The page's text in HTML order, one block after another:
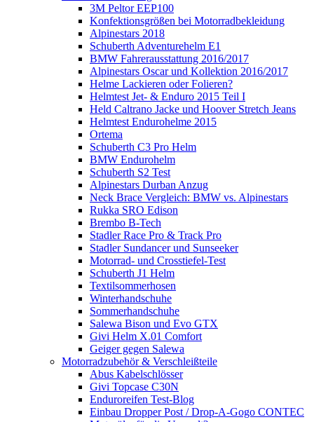
3M Peltor EEP100
Konfektionsgrößen bei Motorradbekleidung
Alpinestars 2018
Schuberth Adventurehelm E1
BMW Fahrerausstattung 2016/2017
Alpinestars Oscar und Kollektion 2016/2017
Helme Lackieren oder Folieren?
Helmtest Jet- & Enduro 2015 Teil I
Held Caltrano Jacke und Hoover Stretch Jeans
Helmtest Endurohelme 2015
Ortema
Schuberth C3 Pro Helm
BMW Endurohelm
Schuberth S2 Test
Alpinestars Durban Anzug
Neck Brace Vergleich: BMW vs. Alpinestars
Rukka SRO Edison
Brembo B-Tech
Stadler Race Pro & Track Pro
Stadler Sundancer und Sunseeker
Motorrad- und Crosstiefel-Test
Schuberth J1 Helm
Textilsommerhosen
Winterhandschuhe
Sommerhandschuhe
Salewa Bison und Evo GTX
Givi Helm X.01 Comfort
Geiger gegen Salewa
Motorradzubehör & Verschleißteile
Abus Kabelschlösser
Givi Topcase C30N
Enduroreifen Test-Blog
Einbau Dropper Post / Drop-A-Gogo CONTEC